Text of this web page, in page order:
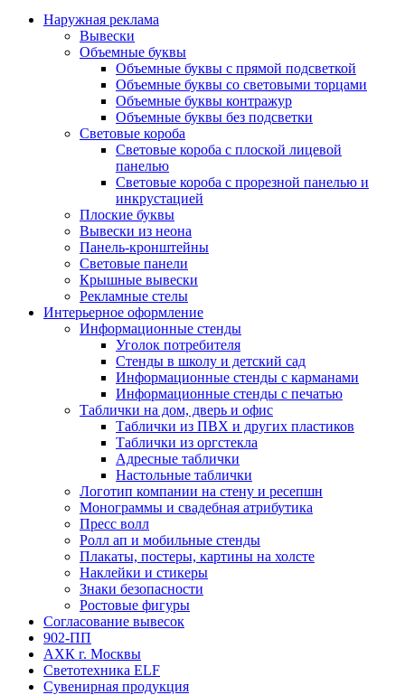
Наружная реклама
Вывески
Объемные буквы
Объемные буквы с прямой подсветкой
Объемные буквы со световыми торцами
Объемные буквы контражур
Объемные буквы без подсветки
Световые короба
Световые короба с плоской лицевой
панелью
Световые короба с прорезной панелью и
инкрустацией
Плоские буквы
Вывески из неона
Панель-кронштейны
Световые панели
Крышные вывески
Рекламные стелы
Интерьерное оформление
Информационные стенды
Уголок потребителя
Стенды в школу и детский сад
Информационные стенды с карманами
Информационные стенды с печатью
Таблички на дом, дверь и офис
Таблички из ПВХ и других пластиков
Таблички из оргстекла
Адресные таблички
Настольные таблички
Логотип компании на стену и ресепшн
Монограммы и свадебная атрибутика
Пресс волл
Ролл ап и мобильные стенды
Плакаты, постеры, картины на холсте
Наклейки и стикеры
Знаки безопасности
Ростовые фигуры
Согласование вывесок
902-ПП
АХК г. Москвы
Светотехника ELF
Сувенирная продукция